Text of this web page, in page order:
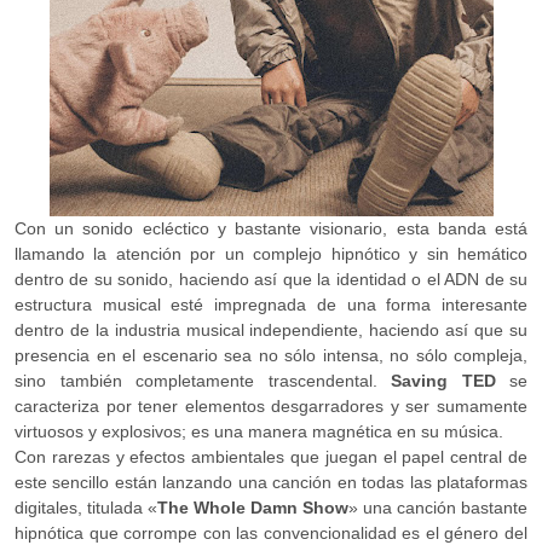
Con un sonido ecléctico y bastante visionario, esta banda está
llamando la atención por un complejo hipnótico y sin hemático
dentro de su sonido, haciendo así que la identidad o el ADN de su
estructura musical esté impregnada de una forma interesante
dentro de la industria musical independiente, haciendo así que su
presencia en el escenario sea no sólo intensa, no sólo compleja,
sino también completamente trascendental. Saving TEDse
caracteriza por tener elementos desgarradores y ser sumamente
virtuosos y explosivos; es una manera magnética en su música.
Con rarezas y efectos ambientales que juegan el papel central de
este sencillo están lanzando una canción en todas las plataformas
digitales, titulada «The Whole Damn Show» una canción bastante
hipnótica que corrompe con las convencionalidad es el género del